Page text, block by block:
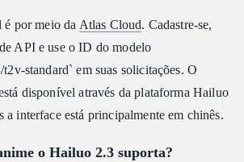
é por meio da Atlas Cloud. Cadastre-se,
API e use o ID do modelo
standard` em suas solicitações. O
disponível através da plataforma Hailuo
interface está principalmente em chinês.
o Hailuo 2.3 suporta?